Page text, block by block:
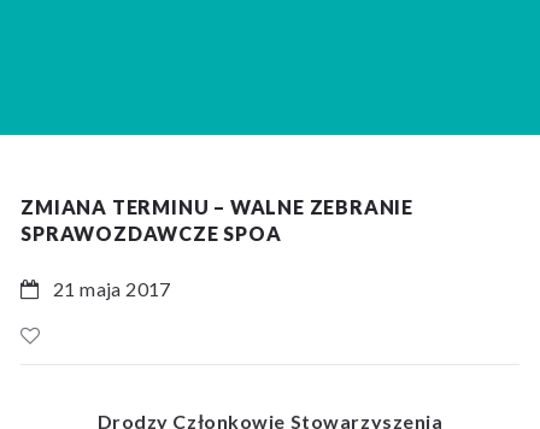
ZMIANA TERMINU – WALNE ZEBRANIE
SPRAWOZDAWCZE SPOA
21 maja 2017
Drodzy Członkowie Stowarzyszenia